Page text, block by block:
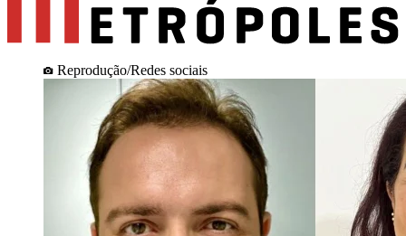
Reprodução/Redes sociais